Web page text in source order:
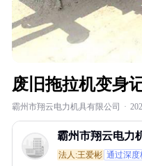
废旧拖拉机变身
霸州市翔云电力机具有限公司 ·
霸州市翔云电力
法人:王爱彬 通过深度